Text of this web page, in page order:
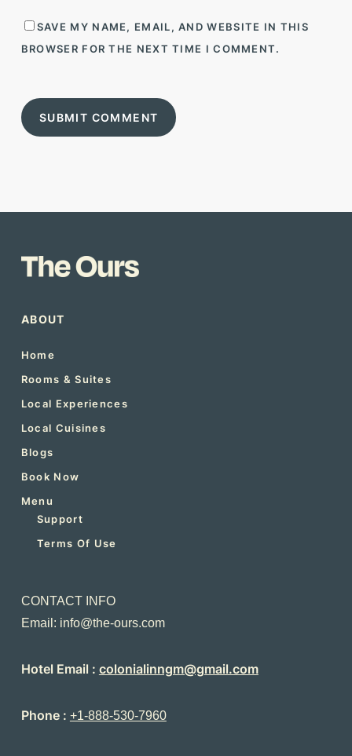
SAVE MY NAME, EMAIL, AND WEBSITE IN THIS
BROWSER FOR THE NEXT TIME I COMMENT.
ABOUT
Home
Rooms & Suites
Local Experiences
Local Cuisines
Blogs
Book Now
Menu
Support
Terms Of Use
CONTACT INFO
Email: info@the-ours.com
Hotel Email : colonialinngm@gmail.com
Phone : +1-888-530-7960